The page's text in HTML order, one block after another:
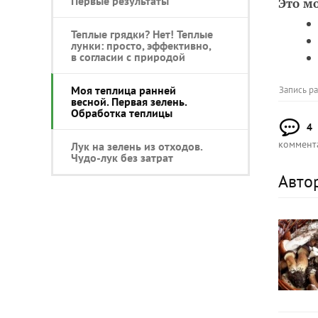
Теплые грядки? Нет! Теплые
лунки: просто, эффективно,
в согласии с природой
Моя теплица ранней
весной. Первая зелень.
Обработка теплицы
Лук на зелень из отходов.
Чудо-лук без затрат
Запись
4